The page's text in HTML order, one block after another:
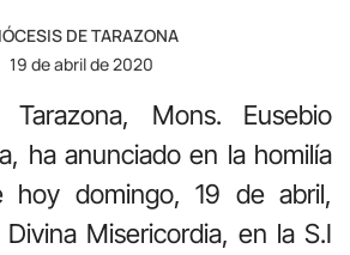
DE TARAZONA
19 de abril de 2020
Mons. Eusebio
ha anunciado en la homilía
domingo, 19 de abril,
Misericordia, en la S.I